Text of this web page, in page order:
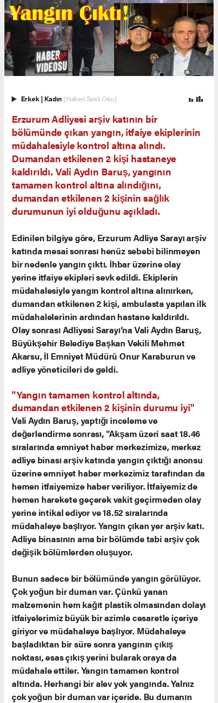
Erkek | Kadın (Haberi Sesli Oku)
Erzurum Adliyesi arşiv katının bir
bölümünde çıkan yangın, itfaiye ekiplerinin
müdahalesiyle kontrol altına alındı.
Dumandan etkilenen 2 kişi hastaneye
kaldırıldı. Vali Aydın Baruş, yangının
tamamen kontrol altına alındığını,
dumandan etkilenen 2 kişinin sağlık
durumunun iyi olduğunu açıkladı.
Edinilen bilgiye göre, Erzurum Adliye Sarayı arşiv
katında mesai sonrası henüz sebebi bilinmeyen
bir nedenle yangın çıktı. İhbar üzerine olay
yerine itfaiye ekipleri sevk edildi. Ekiplerin
müdahalesiyle yangın kontrol altına alınırken,
dumandan etkilenen 2 kişi, ambulasta yapılan ilk
müdahalelerinin ardından hastane kaldırıldı.
Olay sonrası Adliyesi Sarayı’na Vali Aydın Baruş,
Büyükşehir Belediye Başkan Vekili Mehmet
Akarsu, İl Emniyet Müdürü Onur Karaburun ve
adliye yöneticileri de geldi.
"Yangın tamamen kontrol altında,
dumandan etkilenen 2 kişinin durumu iyi"
Vali Aydın Baruş, yaptığı inceleme ve
değerlendirme sonrası, "Akşam üzeri saat 18.46
sıralarında emniyet haber merkezimize, merkez
adliye binası arşiv katında yangın çıktığı anonsu
üzerine emniyet haber merkezimiz tarafından da
hemen itfaiyemize haber veriliyor. İtfaiyemiz de
hemen harekete geçerek vakit geçirmeden olay
yerine intikal ediyor ve 18.52 sıralarında
müdahaleye başlıyor. Yangın çıkan yer arşiv katı.
Adliye binasının ama bir bölümde tabi arşiv çok
değişik bölümlerden oluşuyor.
Bunun sadece bir bölümünde yangın görülüyor.
Çok yoğun bir duman var. Çünkü yanan
malzemenin hem kağıt plastik olmasından dolayı
itfaiyelerimiz büyük bir azimle cesaretle içeriye
giriyor ve müdahaleye başlıyor. Müdahaleye
başladıktan bir süre sonra yangının çıkış
noktası, esas çıkış yerini bularak oraya da
müdahale ettiler. Yangın tamamen kontrol
altında. Herhangi bir alev yok yangında. Yalnız
çok yoğun bir duman var içeride. Bu dumanın